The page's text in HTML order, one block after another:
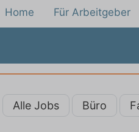
Home Für Arbeitgeber
Alle Jobs Büro